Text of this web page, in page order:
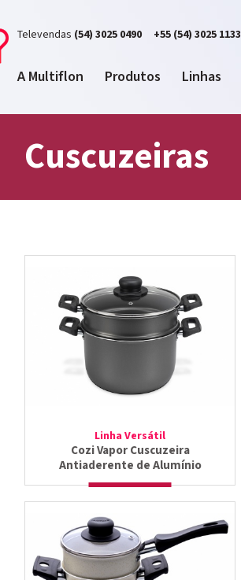
Televendas (54) 3025 0490 +55 (54) 3025 1133
A Multiflon Produtos Linhas
Cuscuzeiras
Linha Versátil
Cozi Vapor Cuscuzeira
Antiaderente de Alumínio